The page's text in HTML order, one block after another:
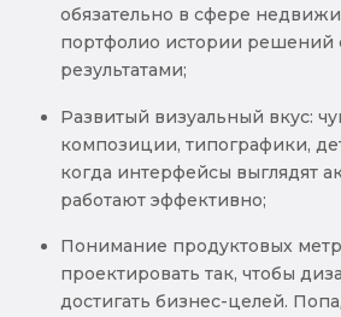
обязательно в сфере
портфолио истории решений
результатами;
Развитый визуальный вкус:
композиции, типографики,
когда интерфейсы выглядят
работают эффективно;
Понимание продуктовых
проектировать так, чтобы
достигать бизнес-целей.